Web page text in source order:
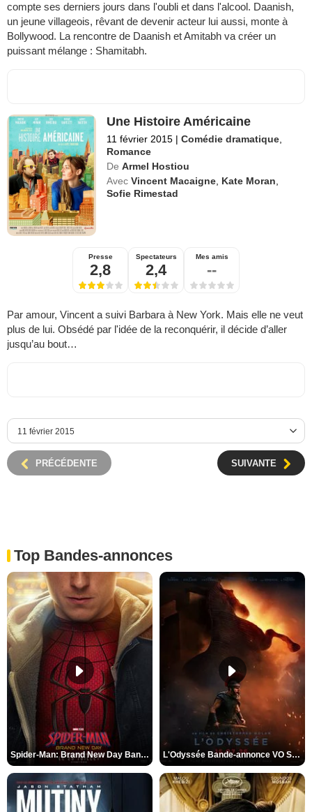
compte ses derniers jours dans l'oubli et dans l'alcool. Daanish,
un jeune villageois, rêvant de devenir acteur lui aussi, monte à
Bollywood. La rencontre de Daanish et Amitabh va créer un
puissant mélange : Shamitabh.
Une Histoire Américaine
11 février 2015 | Comédie dramatique,
Romance
De Armel Hostiou
Avec Vincent Macaigne, Kate Moran,
Sofie Rimestad
Presse
2,8
Spectateurs
2,4
Mes amis
--
Par amour, Vincent a suivi Barbara à New York. Mais elle ne veut
plus de lui. Obsédé par l'idée de la reconquérir, il décide d’aller
jusqu’au bout…
PRÉCÉDENTE SUIVANTE
Top Bandes-annonces
Spider-Man: Brand New Day Bande-annonce VO STFR L'Odyssée Bande-annonce VO STFR